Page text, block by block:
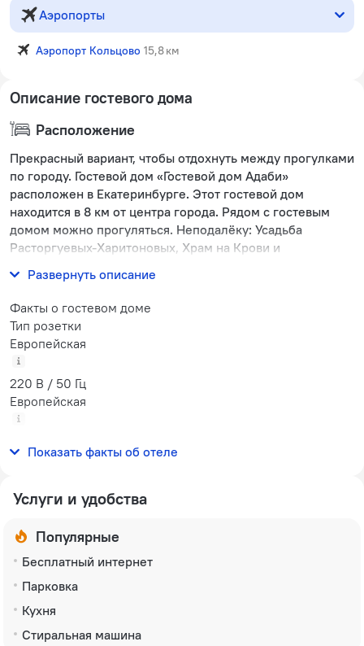
Аэропорты
Аэропорт Кольцово 15,8 км
Описание гостевого дома
Расположение
Прекрасный вариант, чтобы отдохнуть между прогулками
по городу. Гостевой дом «Гостевой дом Адаби»
расположен в Екатеринбурге. Этот гостевой дом
находится в 8 км от центра города. Рядом с гостевым
домом можно прогуляться. Неподалёку: Усадьба
Расторгуевых-Харитоновых, Храм на Крови и
Развернуть описание
Факты о гостевом доме
Тип розетки
Европейская
220 В / 50 Гц
Европейская
220 В / 50 Гц
Показать факты об отеле
Услуги и удобства
Популярные
Бесплатный интернет
Парковка
Кухня
Стиральная машина